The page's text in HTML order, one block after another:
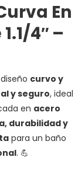
En
4″ –
curvo y
y seguro, ideal
en acero
durabilidad y
para un baño
. 💪